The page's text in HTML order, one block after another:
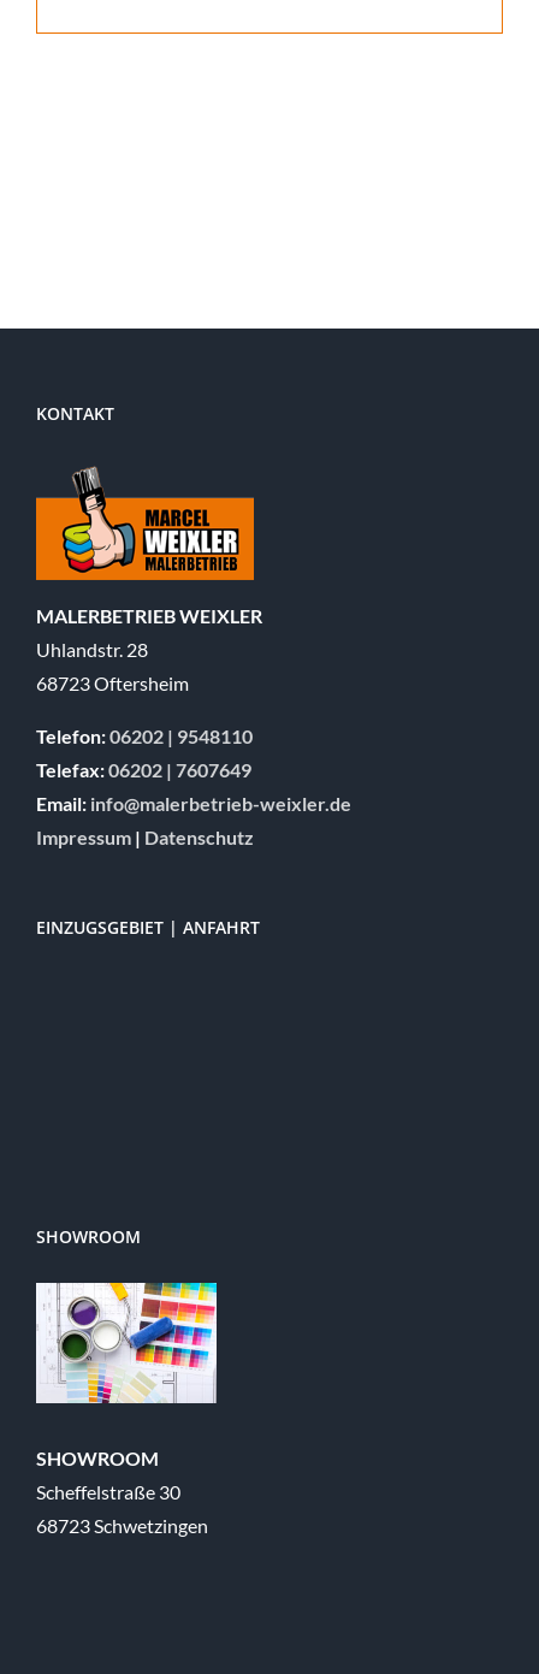
KONTAKT
MALERBETRIEB WEIXLER
Uhlandstr. 28
68723 Oftersheim
Telefon:06202 | 9548110
Telefax:06202 | 7607649
Email: info@malerbetrieb-weixler.de
Impressum | Datenschutz
EINZUGSGEBIET | ANFAHRT
SHOWROOM
SHOWROOM
Scheffelstraße 30
68723 Schwetzingen